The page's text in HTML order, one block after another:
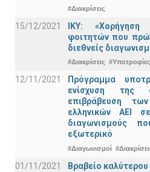
#Διακρίσεις
15/12/2021
IKY:
φοιτητών που
διεθνείς
#Διακρίσεις #Υποτροφίες
12/11/2021
Πρόγραμμα
ενίσχυση της
επιβράβευση
ελληνικών ΑΕΙ
διαγωνισμούς
εξωτερικό
#Διαγωνισμοί
01/11/2021 Bραβείο